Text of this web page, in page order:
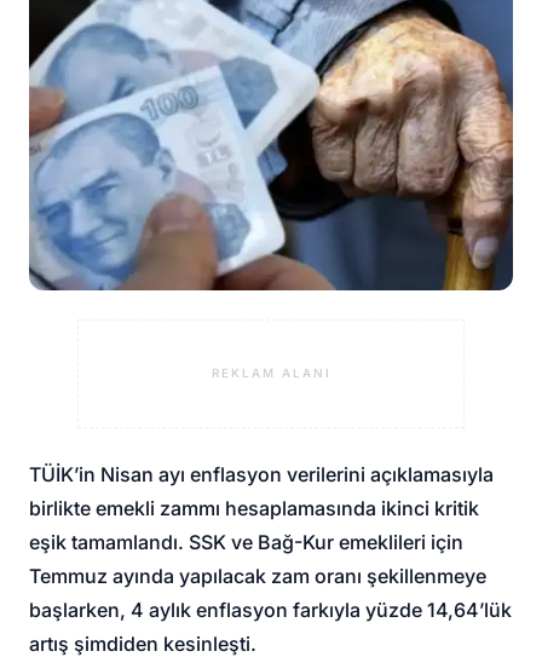
REKLAM ALANI
TÜİK’in Nisan ayı enflasyon verilerini açıklamasıyla
birlikte emekli zammı hesaplamasında ikinci kritik
eşik tamamlandı. SSK ve Bağ-Kur emeklileri için
Temmuz ayında yapılacak zam oranı şekillenmeye
başlarken, 4 aylık enflasyon farkıyla yüzde 14,64’lük
artış şimdiden kesinleşti.